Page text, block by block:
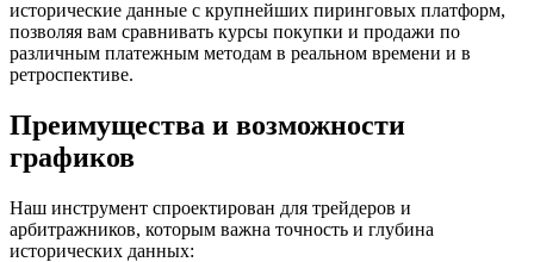
исторические данные с крупнейших пиринговых платформ,
позволяя вам сравнивать курсы покупки и продажи по
различным платежным методам в реальном времени и в
ретроспективе.
Преимущества и возможности
графиков
Наш инструмент спроектирован для трейдеров и
арбитражников, которым важна точность и глубина
исторических данных: